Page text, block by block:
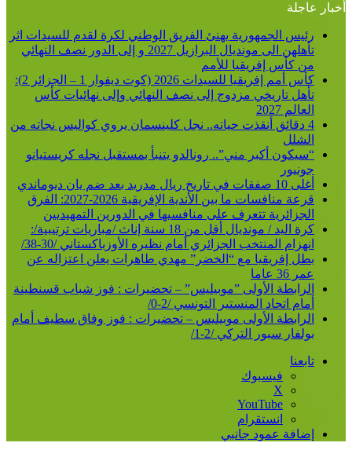
أخبار عاجلة
رئيس الجمهورية يهنئ الفريق الوطني لكرة لقدم للسيدات اثر
تأهلهن الى مونديال البرازيل 2027 و إلى الدور نصف النهائي
من كأس إفريقيا للأمم
كأس أمم إفريقيا للسيدات 2026 (كوت ديفوار 1 – الجزائر 2):
تأهل تاريخي مزدوج إلى نصف النهائي وإلى نهائيات كأس
العالم 2027
4 دقائق أنقذت حياته.. نجل كلينسمان يروي كواليس نجاته من
الشلل
“سيكون أكبر مني”.. رونالدو يتنبأ بمستقبل نجله كريستيانو
جونيور
أغلى 10 صفقات في تاريخ ريال مدريد بعد ضم يان ديوماندي
قرعة منافسات ما بين الأندية الإفريقية 2026-2027: الفرق
الجزائرية تتعرف على منافسيها في الدورين التمهيديين
كرة اليد / مونديال أقل من 18 سنة إناث /مباريات ترتيبية/:
انهزام المنتخب الجزائري أمام نظيره الأوزباكستاني /30-38/
بطل إفريقيا مع “الخضر” مهدي طاهرات يعلن اعتزاله عن
عمر 36 عاما
الرابطة الأولى ”موبيليس” – تحضيرات : فوز شباب قسنطينة
أمام اتحاد المنستير التونسي /2-0/
الرابطة الأولى موبيليس – تحضيرات : فوز وفاق سطيف أمام
بولفار سبور التركي /2-1/
تابعنا
فيسبوك
‫X
‫YouTube
انستقرام
إضافة عمود جانبي